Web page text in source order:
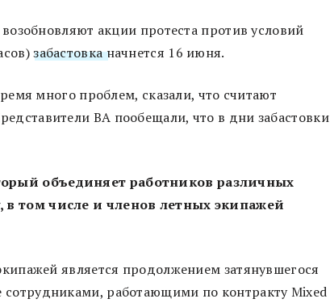
акции протеста против условий
забастовканачнется 16 июня.
много проблем, сказали, что считают
BA пообещали, что в дни забастовки
объединяет работников различных
том числе и членов летных экипажей
является продолжением затянувшегося
работающими по контракту Mixed